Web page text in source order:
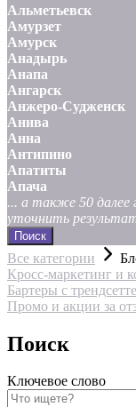
Альметьевск
Амурзет
Амурск
Анадырь
Анапа
Ангарск
Анжеро-Судженск
Анива
Анна
Антипино
Апатиты
Апача
... а также 50 далее
уточнить
Поиск
Все категории
Кросс-маркетинг и
Бартеры с
Промо и акции за
Поиск
Ключевое слово